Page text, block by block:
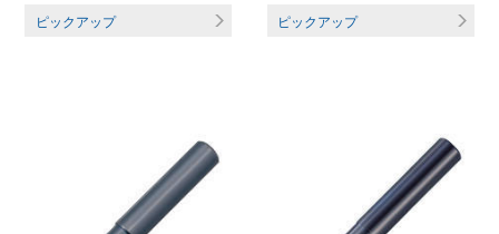
ピックアップ ピックアップ